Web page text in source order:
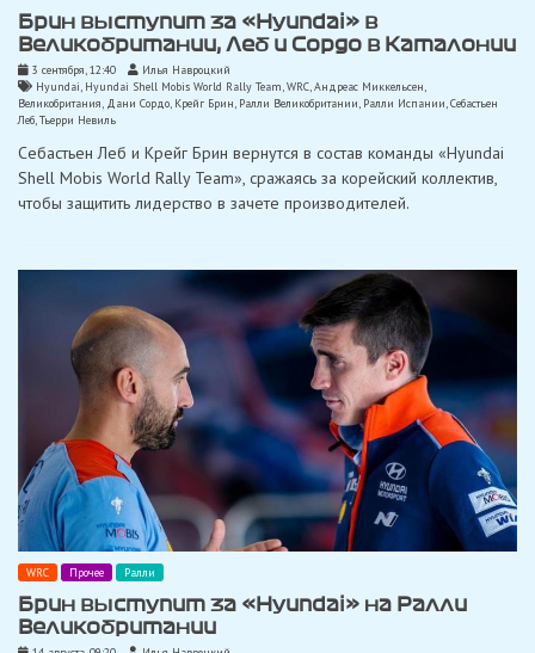
Брин выступит за «Hyundai» в
Великобритании, Леб и Сордо в Каталонии
3 сентября, 12:40
Илья Навроцкий
Hyundai, Hyundai Shell Mobis World Rally Team,WRC,Андреас Миккельсен
Великобритания, Дани Сордо, Крейг Брин, Ралли Великобритании, Ралли Испании,Себастьен
Леб,Тьерри Невиль
Себастьен Леб и Крейг Брин вернутся в состав команды «Hyundai
Shell Mobis World Rally Team», сражаясь за корейский коллектив,
чтобы защитить лидерство в зачете производителей.
WRC Прочее Ралли
Брин выступит за «Hyundai» на Ралли
Великобритании